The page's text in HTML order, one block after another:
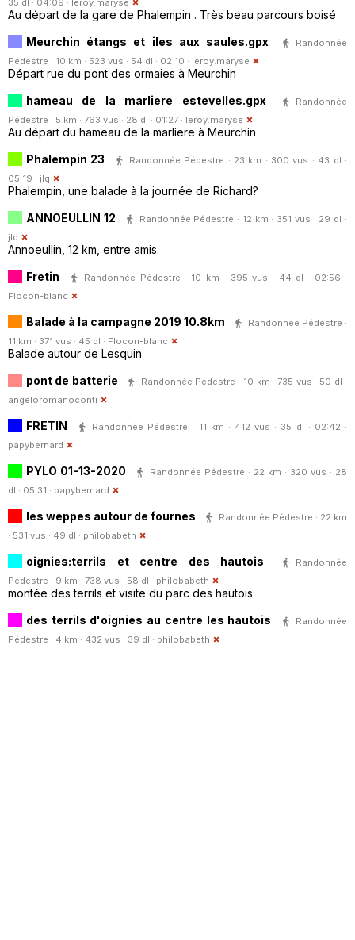
35 dl · 04:09 · leroy.maryse
Au départ de la gare de Phalempin . Très beau parcours boisé
Meurchin étangs et iles aux saules.gpx
Randonnée
Pédestre · 10 km · 523 vus · 54 dl · 02:10 · leroy.maryse
Départ rue du pont des ormaies à Meurchin
hameau de la marliere estevelles.gpx
Randonnée
Pédestre · 5 km · 763 vus · 28 dl · 01:27 · leroy.maryse
Au départ du hameau de la marliere à Meurchin
Phalempin 23
Randonnée Pédestre · 23 km · 300 vus · 43 dl ·
05:19 · jlq
Phalempin, une balade à la journée de Richard?
ANNOEULLIN 12
Randonnée Pédestre · 12 km · 351 vus · 29 dl ·
jlq
Annoeullin, 12 km, entre amis.
Fretin
Randonnée Pédestre · 10 km · 395 vus · 44 dl · 02:56 ·
Flocon-blanc
Balade à la campagne 2019 10.8km
Randonnée Pédestre ·
11 km · 371 vus · 45 dl · Flocon-blanc
Balade autour de Lesquin
pont de batterie
Randonnée Pédestre · 10 km · 735 vus · 50 dl ·
angeloromanoconti
FRETIN
Randonnée Pédestre · 11 km · 412 vus · 35 dl · 02:42 ·
papybernard
PYLO 01-13-2020
Randonnée Pédestre · 22 km · 320 vus · 28
dl · 05:31 · papybernard
les weppes autour de fournes
Randonnée Pédestre · 22 km
· 531 vus · 49 dl · philobabeth
oignies:terrils et centre des hautois
Randonnée
Pédestre · 9 km · 738 vus · 58 dl · philobabeth
montée des terrils et visite du parc des hautois
des terrils d'oignies au centre les hautois
Randonnée
Pédestre · 4 km · 432 vus · 39 dl · philobabeth